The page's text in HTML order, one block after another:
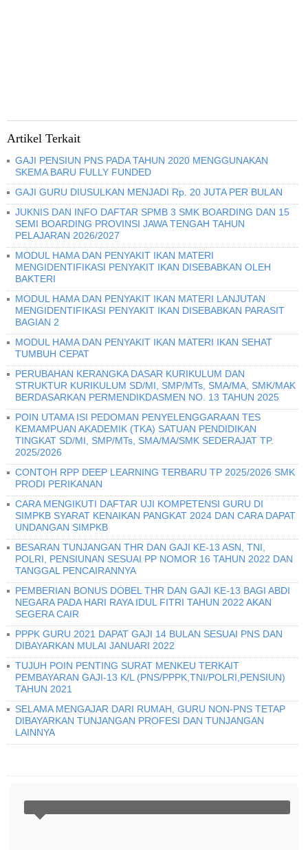
Artikel Terkait
GAJI PENSIUN PNS PADA TAHUN 2020 MENGGUNAKAN
SKEMA BARU FULLY FUNDED
GAJI GURU DIUSULKAN MENJADI Rp. 20 JUTA PER BULAN
JUKNIS DAN INFO DAFTAR SPMB 3 SMK BOARDING DAN 15
SEMI BOARDING PROVINSI JAWA TENGAH TAHUN
PELAJARAN 2026/2027
MODUL HAMA DAN PENYAKIT IKAN MATERI
MENGIDENTIFIKASI PENYAKIT IKAN DISEBABKAN OLEH
BAKTERI
MODUL HAMA DAN PENYAKIT IKAN MATERI LANJUTAN
MENGIDENTIFIKASI PENYAKIT IKAN DISEBABKAN PARASIT
BAGIAN 2
MODUL HAMA DAN PENYAKIT IKAN MATERI IKAN SEHAT
TUMBUH CEPAT
PERUBAHAN KERANGKA DASAR KURIKULUM DAN
STRUKTUR KURIKULUM SD/MI, SMP/MTs, SMA/MA, SMK/MAK
BERDASARKAN PERMENDIKDASMEN NO. 13 TAHUN 2025
POIN UTAMA ISI PEDOMAN PENYELENGGARAAN TES
KEMAMPUAN AKADEMIK (TKA) SATUAN PENDIDIKAN
TINGKAT SD/MI, SMP/MTs, SMA/MA/SMK SEDERAJAT TP.
2025/2026
CONTOH RPP DEEP LEARNING TERBARU TP 2025/2026 SMK
PRODI PERIKANAN
CARA MENGIKUTI DAFTAR UJI KOMPETENSI GURU DI
SIMPKB SYARAT KENAIKAN PANGKAT 2024 DAN CARA DAPAT
UNDANGAN SIMPKB
BESARAN TUNJANGAN THR DAN GAJI KE-13 ASN, TNI,
POLRI, PENSIUNAN SESUAI PP NOMOR 16 TAHUN 2022 DAN
TANGGAL PENCAIRANNYA
PEMBERIAN BONUS DOBEL THR DAN GAJI KE-13 BAGI ABDI
NEGARA PADA HARI RAYA IDUL FITRI TAHUN 2022 AKAN
SEGERA CAIR
PPPK GURU 2021 DAPAT GAJI 14 BULAN SESUAI PNS DAN
DIBAYARKAN MULAI JANUARI 2022
TUJUH POIN PENTING SURAT MENKEU TERKAIT
PEMBAYARAN GAJI-13 K/L (PNS/PPPK,TNI/POLRI,PENSIUN)
TAHUN 2021
SELAMA MENGAJAR DARI RUMAH, GURU NON-PNS TETAP
DIBAYARKAN TUNJANGAN PROFESI DAN TUNJANGAN
LAINNYA